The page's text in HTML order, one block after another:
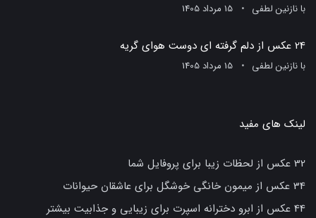
بانازنین لطفی 15 مرداد 1405
24 عکس از دلم گرفته ای دوست هوای گریه
بانازنین لطفی 15 مرداد 1405
لینک های مفید
32 عکس از لحظات زیبا برای پروفایل شما
34 عکس از میمون خانگی خوشگل برای عاشقان حیوانات
44 عکس از ابرو دخترانه اسپرت برای زیبایی و جذابیت بیشتر